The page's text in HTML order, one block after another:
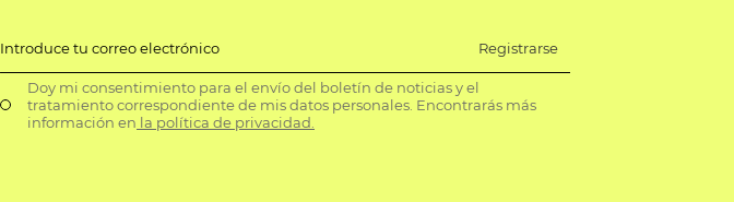
Introduce tu correo electrónico Registrarse
Doy mi consentimiento para el envío del boletín de noticias y el
tratamiento correspondiente de mis datos personales. Encontrarás más
información en la política de privacidad.